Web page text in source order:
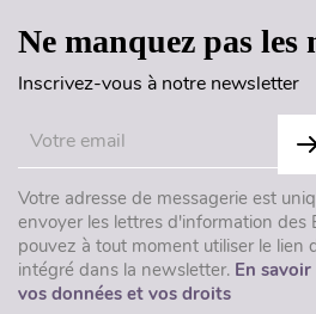
Ne manquez pas les
Inscrivez-vous à notre newsletter
Votre adresse de messagerie est
envoyer les lettres d'information des
pouvez à tout moment utiliser le lien
intégré dans la newsletter. En
vos données et vos droits